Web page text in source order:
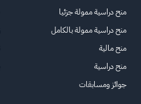
منح دراسية ممولة جزئيا
منح دراسية ممولة بالكامل
منح مالية
منح دراسية
جوائز ومسابقات